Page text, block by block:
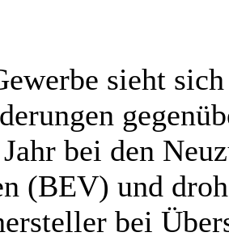
sieht
bei den
(BEV) und
bei